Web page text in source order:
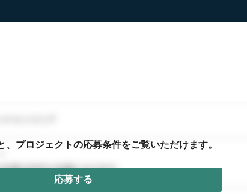
、プロジェクトの応募条件をご覧いただけます。
応募する